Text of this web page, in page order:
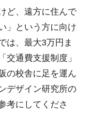
ど、遠方に住んで
」という方に向け
は、最大3万円ま
交通費支援制度」
の校舎に足を運ん
デザイン研究所の
考にしてくださ